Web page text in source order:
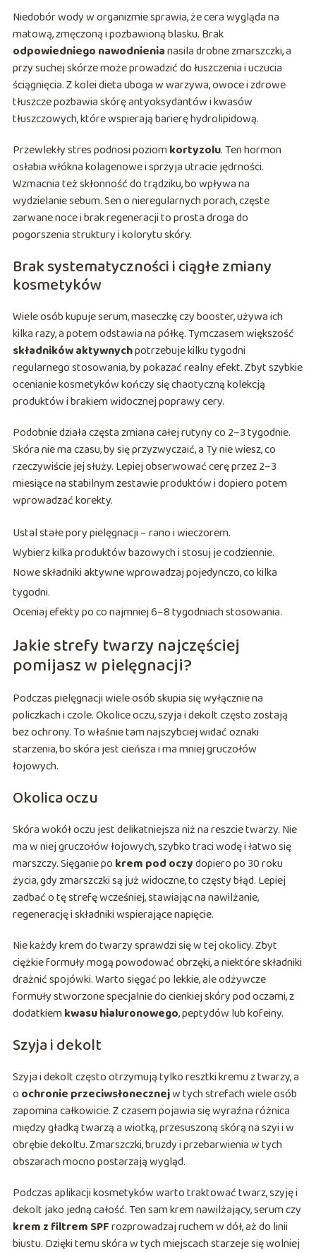
Niedobór wody w organizmie sprawia, że cera wygląda na
matową, zmęczoną i pozbawioną blasku. Brak
odpowiedniego nawodnienianasila drobne zmarszczki, a
przy suchej skórze może prowadzić do łuszczenia i uczucia
ściągnięcia. Z kolei dieta uboga w warzywa, owoce i zdrowe
tłuszcze pozbawia skórę antyoksydantów i kwasów
tłuszczowych, które wspierają barierę hydrolipidową.
Przewlekły stres podnosi poziomkortyzolu. Ten hormon
osłabia włókna kolagenowe i sprzyja utracie jędrności.
Wzmacnia też skłonność do trądziku, bo wpływa na
wydzielanie sebum. Sen o nieregularnych porach, częste
zarwane noce i brak regeneracji to prosta droga do
pogorszenia struktury i kolorytu skóry.
Brak systematyczności i ciągłe zmiany
kosmetyków
Wiele osób kupuje serum, maseczkę czy booster, używa ich
kilka razy, a potem odstawia na półkę. Tymczasem większość
składników aktywnychpotrzebuje kilku tygodni
regularnego stosowania, by pokazać realny efekt. Zbyt szybkie
ocenianie kosmetyków kończy się chaotyczną kolekcją
produktów i brakiem widocznej poprawy cery.
Podobnie działa częsta zmiana całej rutyny co 2–3 tygodnie.
Skóra nie ma czasu, by się przyzwyczaić, a Ty nie wiesz, co
rzeczywiście jej służy. Lepiej obserwować cerę przez 2–3
miesiące na stabilnym zestawie produktów i dopiero potem
wprowadzać korekty.
Ustal stałe pory pielęgnacji – rano i wieczorem.
Wybierz kilka produktów bazowych i stosuj je codziennie.
Nowe składniki aktywne wprowadzaj pojedynczo, co kilka
tygodni.
Oceniaj efekty po co najmniej 6–8 tygodniach stosowania.
Jakie strefy twarzy najczęściej
pomijasz w pielęgnacji?
Podczas pielęgnacji wiele osób skupia się wyłącznie na
policzkach i czole. Okolice oczu, szyja i dekolt często zostają
bez ochrony. To właśnie tam najszybciej widać oznaki
starzenia, bo skóra jest cieńsza i ma mniej gruczołów
łojowych.
Okolica oczu
Skóra wokół oczu jest delikatniejsza niż na reszcie twarzy. Nie
ma w niej gruczołów łojowych, szybko traci wodę i łatwo się
marszczy. Sięganie po krem pod oczydopiero po 30 roku
życia, gdy zmarszczki są już widoczne, to częsty błąd. Lepiej
zadbać o tę strefę wcześniej, stawiając na nawilżanie,
regenerację i składniki wspierające napięcie.
Nie każdy krem do twarzy sprawdzi się w tej okolicy. Zbyt
ciężkie formuły mogą powodować obrzęki, a niektóre składniki
drażnić spojówki. Warto sięgać po lekkie, ale odżywcze
formuły stworzone specjalnie do cienkiej skóry pod oczami, z
dodatkiemkwasu hialuronowego, peptydów lub kofeiny.
Szyja i dekolt
Szyja i dekolt często otrzymują tylko resztki kremu z twarzy, a
o ochronie przeciwsłonecznejw tych strefach wiele osób
zapomina całkowicie. Z czasem pojawia się wyraźna różnica
między gładką twarzą a wiotką, przesuszoną skórą na szyi i w
obrębie dekoltu. Zmarszczki, bruzdy i przebarwienia w tych
obszarach mocno postarzają wygląd.
Podczas aplikacji kosmetyków warto traktować twarz, szyję i
dekolt jako jedną całość. Ten sam krem nawilżający, serum czy
krem z filtrem SPFrozprowadzaj ruchem w dół, aż do linii
biustu. Dzięki temu skóra w tych miejscach starzeje się wolniej